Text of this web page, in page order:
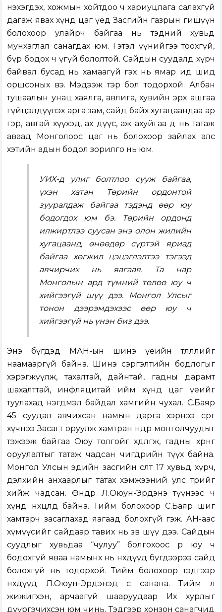
нэхэгдэх, хожмын хойтдоо ч хариуцлага салахгүй
дагаж явах хүнд цаг үед Засгийн газрын гишүүн
болохоор улайрч байгаа нь тэдний хувьд
мунхаглал санагдах юм. Гэтэл үүнийгээ тоохгүй,
бүр бодох ч үгүй бололтой. Сайдын суудалд хүрч
байвал бусад нь хамаагүй гэх нь ямар ид шид
оршсоных вэ. Мэдээж тэр бол тодорхой. Албан
тушаалын унац хаялга, авлига, хувийн эрх ашгаа
гүйцэлдүүлэх арга зам, сайд байх хугацаандаа ар
гэр, авгай хүүхэд, ах дүүс, аж ахуйгаа өөд нь татаж
аваад Монголоос цаг нь болохоор зайлах алс
хэтийн адын бодол зорилго нь юм.
УИХ-д улиг болтлоо сууж байгаа,
үхэн хатан Төрийн ордонтой
зууралдаж байгаа тэдэнд өөр юу
бодогдох юм бэ. Төрийн ордонд
илжиртлээ суусан энэ олон жилийн
хугацаанд, өнөөдөр сүртэй яриад
байгаа хөгжил цэцэглэлтээ тэгээд
авчирчих нь яагаав. Та нар
Монголын ард түмний төлөө юу ч
хийгээгүй шүү дээ. Монгол Улсыг
тонон дээрэмдэхээс өөр юу ч
хийгээгүй нь үнэн биз дээ.
Энэ бүгдэд МАН-ын шинэ үеийн төлөөллийг
наамааргүй байна. Шинэ сэргэлтийн бодлогыг
хэрэгжүүлж, тахалтай, дайнтай, гадны дарамт
шахалттай, инфляцитай ийм хүнд цаг үеийг
туулахад нэгдмэл байдал хамгийн чухал. С.Баяр
45 суудал авчихсан намын дарга хэрнээ сөрөг
хүчнээ Засагт оруулж хамтран өнөөдөр монголчуудыг
тэжээж байгаа Оюу толгойг хөдөлгөж, гадны хөрөнгө
оруулалтыг татаж чадсан өчигдрийн түүх байна.
Монгол Улсын эдийн засгийн өсөлт 17 хувьд хүрч,
дэлхийн анхаарлыг татах хэмжээний улс төрийг
хийж чадсан. Өнөөдөр Л.Оюун-Эрдэнэ түүнээс ч
хүнд нөхцөлд байна. Тийм болохоор С.Баяр шиг
хамтарч засаглахад яагаад болохгүй гэж. АН-аас
хүмүүсийг сайдаар тавих нь зөв шүү дээ. Сайдын
суудлыг хувьдаа “чулуу” болгохоос өөр юу ч
бодохгүй яваа намынх нь нөхдүүд бүгдээрээ сайд
болохгүй нь тодорхой. Тийм болохоор тэдгээр
нөхдүүд Л.Оюун-Эрдэнэд өс санана. Тийм л
жижигхэн, арчаагүй шааруудаар Их хурлыг
дүүргэчихсэн юм чинь. Тэдгээр хонзон санагчид